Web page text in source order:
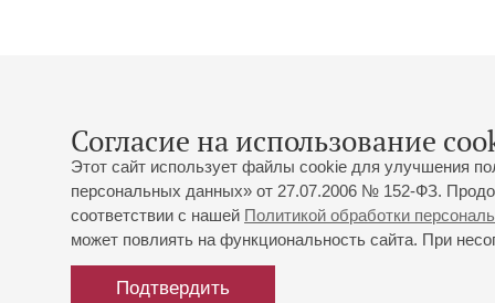
Согласие на использование
Этот сайт использует файлы cookie для улучшения
персональных данных» от 27.07.2006 № 152-ФЗ.
соответствии с нашей Политикой обработки
может повлиять на функциональность сайта. При
Подтвердить